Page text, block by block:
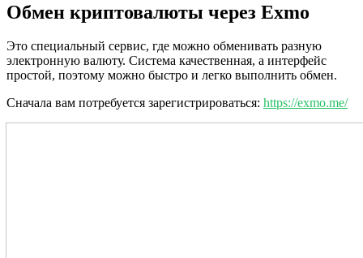
Обмен криптовалюты через Exmo
Это специальный сервис, где можно обменивать разную
электронную валюту. Система качественная, а интерфейс
простой, поэтому можно быстро и легко выполнить обмен.
Сначала вам потребуется зарегистрироваться: https://exmo.me/